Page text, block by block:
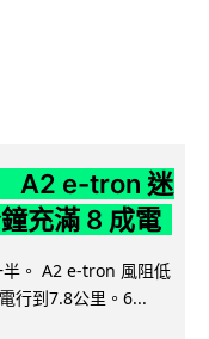
A2 e-tron 迷
充滿 8 成電
。 A2 e-tron 風阻低
行到7.8公里。6...